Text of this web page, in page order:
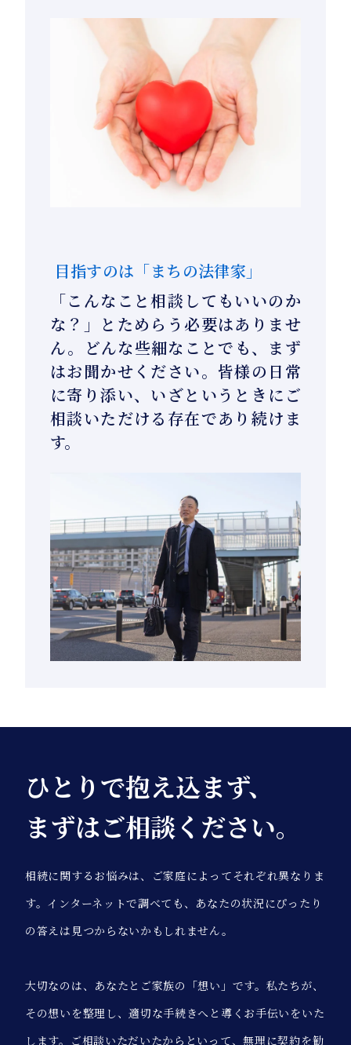
目指すのは「まちの法律家」
「こんなこと相談してもいいのか
な？」とためらう必要はありませ
ん。どんな些細なことでも、まず
はお聞かせください。皆様の日常
に寄り添い、いざというときにご
相談いただける存在であり続けま
す。
ひとりで抱え込まず、
まずはご相談ください。
相続に関するお悩みは、ご家庭によってそれぞれ異なりま
す。インターネットで調べても、あなたの状況にぴったり
の答えは見つからないかもしれません。
大切なのは、あなたとご家族の「想い」です。私たちが、
その想いを整理し、適切な手続きへと導くお手伝いをいた
します。ご相談いただいたからといって、無理に契約を勧